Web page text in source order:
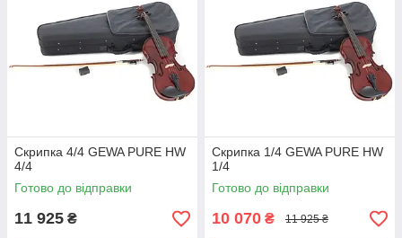
Скрипка 4/4 GEWA PURE HW
4/4
Готово до відправки
11 925 ₴
Скрипка 1/4 GEWA PURE HW
1/4
Готово до відправки
10 070 ₴ 11 925 ₴